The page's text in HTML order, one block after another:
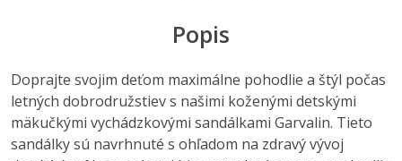
Popis
Doprajte svojim deťom maximálne pohodlie a štýl počas
letných dobrodružstiev s našimi koženými detskými
mäkučkými vychádzkovými sandálkami Garvalin. Tieto
sandálky sú navrhnuté s ohľadom na zdravý vývoj